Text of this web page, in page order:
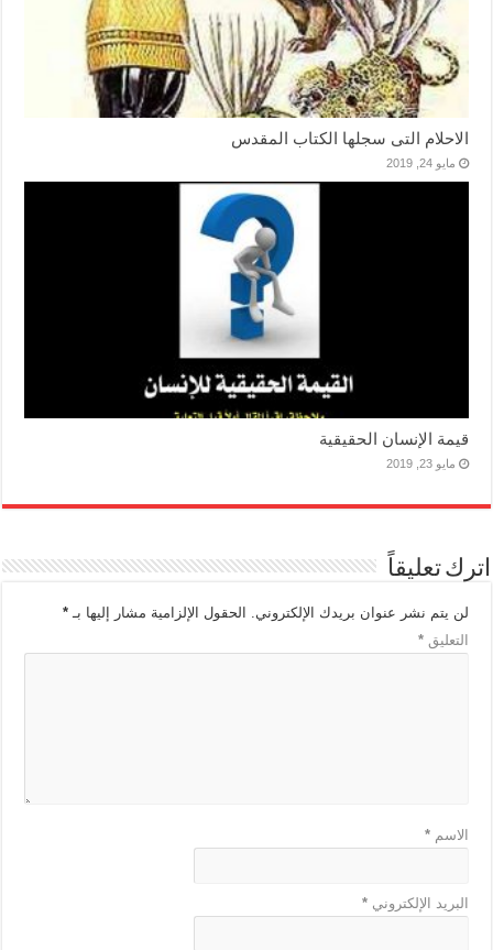
الاحلام التى سجلها الكتاب المقدس
مايو 24, 2019
قيمة الإنسان الحقيقية
مايو 23, 2019
اترك تعليقاً
لن يتم نشر عنوان بريدك الإلكتروني. الحقول الإلزامية مشار إليها بـ*
التعليق*
الاسم*
البريد الإلكتروني*